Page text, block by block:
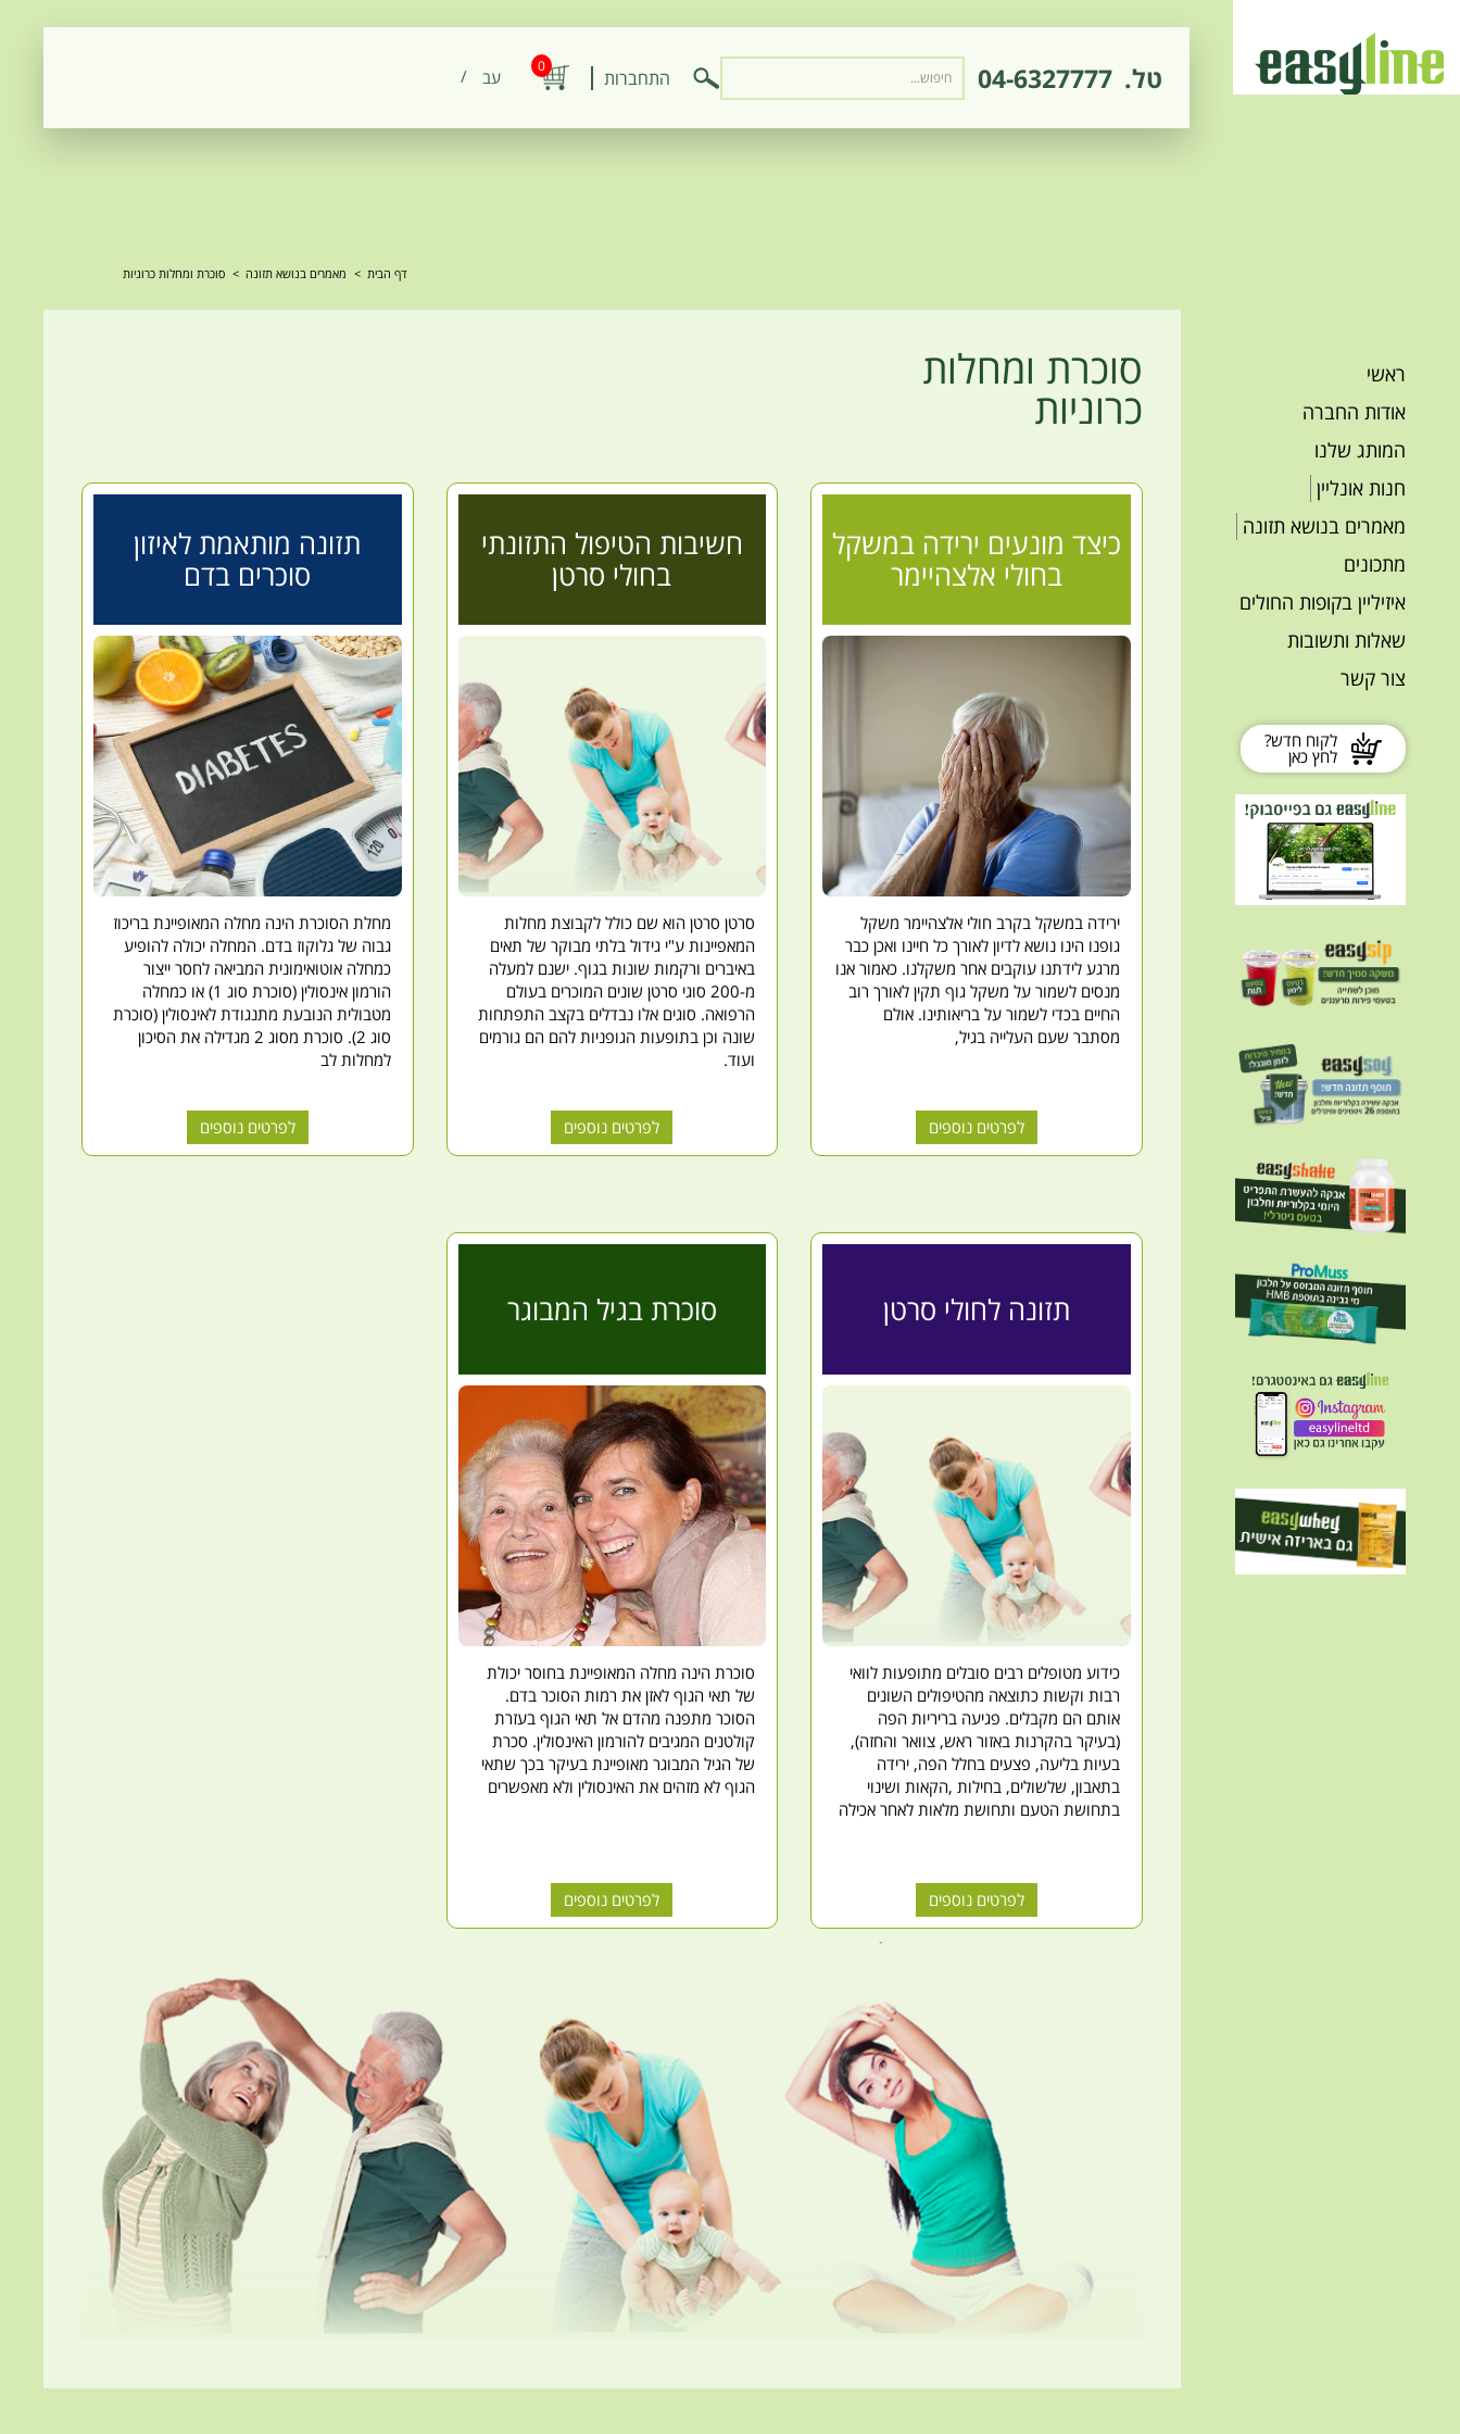
טל. 04-6327777 התחברות 0
‫עב‬
ראשי
אודות החברה
המותג שלנו
חנות אונליין
מאמרים בנושא תזונה
מתכונים
איזיליין בקופות החולים
שאלות ותשובות
צור קשר
לקוח חדש?
לחץ כאן
דף הבית > מאמרים בנושא תזונה > סוכרת ומחלות כרוניות
סוכרת ומחלות
כרוניות
כיצד מונעים ירידה במשקל
בחולי אלצהיימר
ירידה במשקל בקרב חולי אלצהיימר משקל
גופנו הינו נושא לדיון לאורך כל חיינו ואכן כבר
מרגע לידתנו עוקבים אחר משקלנו. כאמור אנו
מנסים לשמור על משקל גוף תקין לאורך רוב
החיים בכדי לשמור על בריאותינו. אולם
מסתבר שעם העלייה בגיל,
לפרטים נוספים
חשיבות הטיפול התזונתי
בחולי סרטן
סרטן סרטן הוא שם כולל לקבוצת מחלות
המאפיינות ע"י גידול בלתי מבוקר של תאים
באיברים ורקמות שונות בגוף. ישנם למעלה
מ-200 סוגי סרטן שונים המוכרים בעולם
הרפואה. סוגים אלו נבדלים בקצב התפתחות
שונה וכן בתופעות הגופניות להם הם גורמים
ועוד.
לפרטים נוספים
תזונה מותאמת לאיזון
סוכרים בדם
מחלת הסוכרת הינה מחלה המאופיינת בריכוז
גבוה של גלוקוז בדם. המחלה יכולה להופיע
כמחלה אוטואימונית המביאה לחסר ייצור
הורמון אינסולין (סוכרת סוג 1) או כמחלה
מטבולית הנובעת מתנגודת לאינסולין (סוכרת
סוג 2). סוכרת מסוג 2 מגדילה את הסיכון
למחלות לב
לפרטים נוספים
תזונה לחולי סרטן
כידוע מטופלים רבים סובלים מתופעות לוואי
רבות וקשות כתוצאה מהטיפולים השונים
אותם הם מקבלים. פגיעה בריריות הפה
(בעיקר בהקרנות באזור ראש, צוואר והחזה),
בעיות בליעה, פצעים בחלל הפה, ירידה
בתאבון, שלשולים, בחילות ,הקאות ושינוי
בתחושת הטעם ותחושת מלאות לאחר אכילה
לפרטים נוספים
סוכרת בגיל המבוגר
סוכרת הינה מחלה המאופיינת בחוסר יכולת
של תאי הגוף לאזן את רמות הסוכר בדם.
הסוכר מתפנה מהדם אל תאי הגוף בעזרת
קולטנים המגיבים להורמון האינסולין. סכרת
של הגיל המבוגר מאופיינת בעיקר בכך שתאי
הגוף לא מזהים את האינסולין ולא מאפשרים
לפרטים נוספים